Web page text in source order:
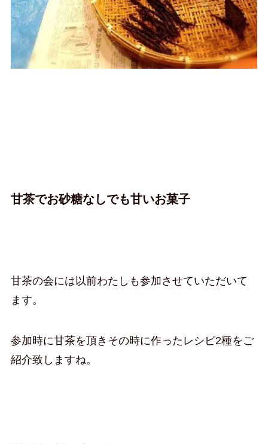
甘茶でお砂糖なしでも甘いお菓子
甘茶の会には以前わたしも参加させていただいて
ます。
参加時に甘茶を頂きその時に作ったレシピ2種をご
紹介致しますね。